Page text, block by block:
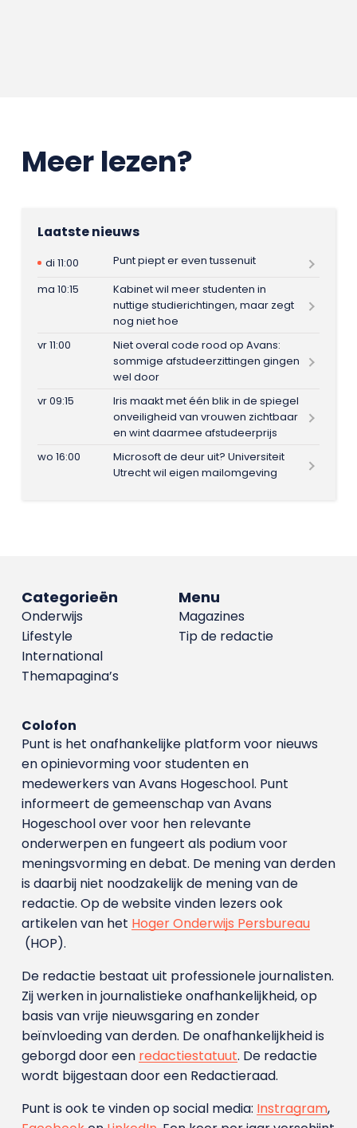
Meer lezen?
Laatste nieuws
di 11:00
Punt piept er even tussenuit
ma 10:15
Kabinet wil meer studenten in
nuttige studierichtingen, maar zegt
nog niet hoe
vr 11:00
Niet overal code rood op Avans:
sommige afstudeerzittingen gingen
wel door
vr 09:15
Iris maakt met één blik in de spiegel
onveiligheid van vrouwen zichtbaar
en wint daarmee afstudeerprijs
wo 16:00
Microsoft de deur uit? Universiteit
Utrecht wil eigen mailomgeving
Menu
Magazines
Tip de redactie
Categorieën
Onderwijs
Lifestyle
International
Themapagina’s
Colofon
Punt is het onafhankelijke platform voor nieuws
en opinievorming voor studenten en
medewerkers van Avans Hoge­school. Punt
informeert de gemeenschap van Avans
Hogeschool over voor hen relevante
onderwerpen en fungeert als podium voor
meningsvorming en debat. De mening van derden
is daarbij niet noodzakelijk de mening van de
redactie. Op de website vinden lezers ook
artikelen van het Hoger Onderwijs Persbureau
(HOP).
De redactie bestaat uit professionele journalisten.
Zij werken in journalistieke onafhankelijkheid, op
basis van vrije nieuwsgaring en zonder
beïnvloeding van derden. De onafhankelijkheid is
geborgd door een redactiestatuut. De redactie
wordt bijgestaan door een Redactieraad.
Punt is ook te vinden op social media: Instragram,